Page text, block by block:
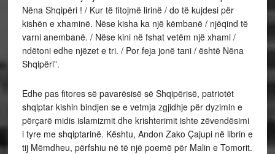
Nëna Shqipëri ! / Kur të fitojmë lirinë / do të kujdesi për
kishën e xhaminë. Nëse kisha ka një këmbanë / njëqind të
varni anembanë. / Nëse kini në fshat vetëm një xhami /
ndëtoni edhe njëzet e tri. / Por feja jonë tani / është Nëna
Shqipëri”.
Edhe pas fitores së pavarësisë së Shqipërisë, patriotët
shqiptar kishin bindjen se e vetmja zgjidhje për dyzimin e
përçarë midis islamizmit dhe krishterimit ishte zëvendësimi
i tyre me shqiptarinë. Kështu, Andon Zako Çajupi në librin e
tij Mëmdheu, përfshiu në të një poemë për Malin e Tomorit.